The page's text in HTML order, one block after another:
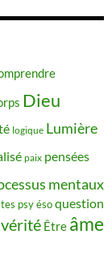
Dieu
logique Lumière
paix pensées
mentaux
psy ésoquestion
vérité Être âme